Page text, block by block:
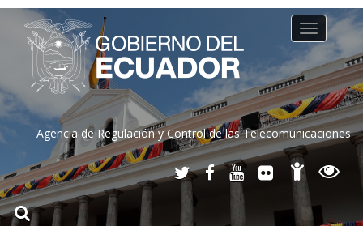
Agencia de Regulación y Control de las Telecomunicaciones
Toggle
navigation